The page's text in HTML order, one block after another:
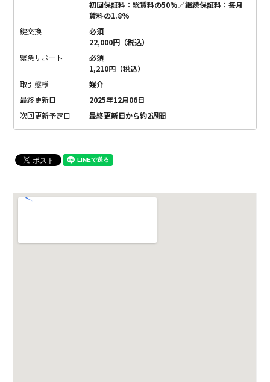
初回保証料：総賃料の50%／継続保証料：毎月
賃料の1.8%
鍵交換
必須
22,000円（税込）
緊急サポート
必須
1,210円（税込）
取引態様
媒介
最終更新日
2025年12月06日
次回更新予定日
最終更新日から約2週間